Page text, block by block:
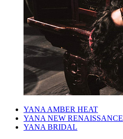
YANA AMBER HEAT
YANA NEW RENAISSANCE
YANA BRIDAL